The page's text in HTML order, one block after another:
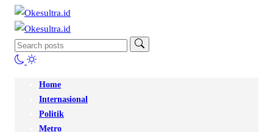
Home
Internasional
Politik
Metro